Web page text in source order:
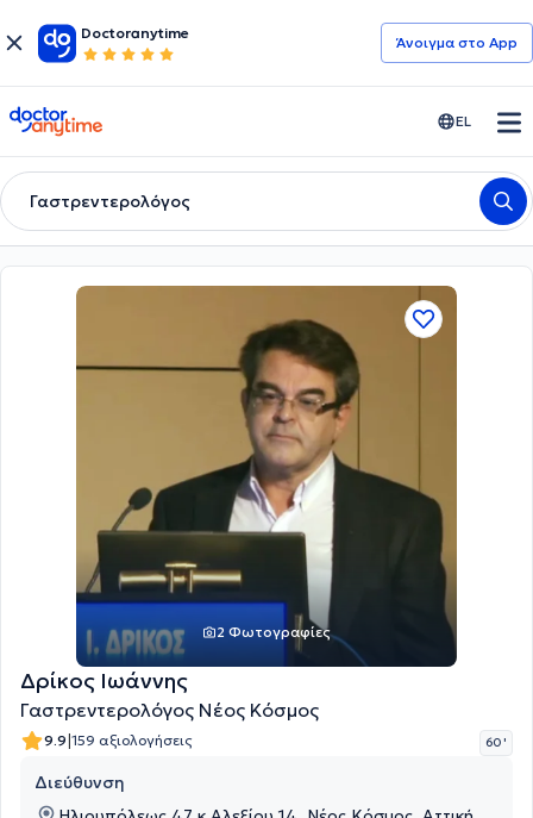
Doctoranytime
Άνοιγμα στο App
doctoranytime EL
Γαστρεντερολόγος
2 Φωτογραφίες
Δρίκος Ιωάννης
Γαστρεντερολόγος Νέος Κόσμος
9.9|159 αξιολογήσεις 60 '
Διεύθυνση